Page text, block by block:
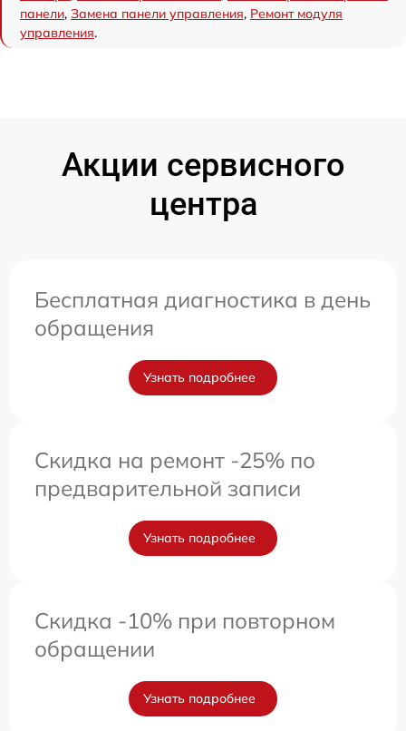
панели, Замена панели управления, Ремонт модуля
управления.
Акции сервисного
центра
Бесплатная диагностика в день
обращения
Узнать подробнее
Скидка на ремонт -25% по
предварительной записи
Узнать подробнее
Скидка -10% при повторном
обращении
Узнать подробнее